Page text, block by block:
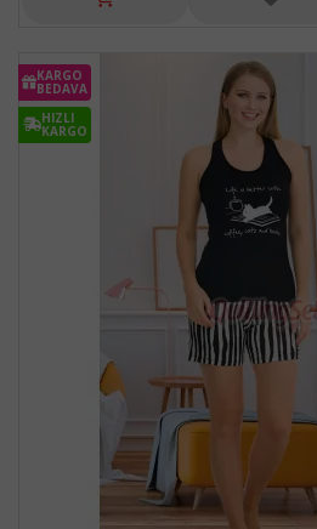
KARGO
BEDAVA
HIZLI
KARGO